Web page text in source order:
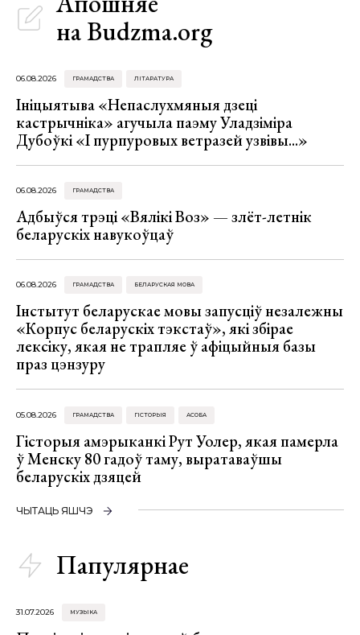
на Budzma.org
06.08.2026 ГРАМАДСТВА ЛІТАРАТУРА
Ініцыятыва «Непаслухмяныя дзеці
кастрычніка» агучыла паэму Уладзіміра
Дубоўкі «І пурпуровых ветразей узвівы...»
06.08.2026 ГРАМАДСТВА
Адбыўся трэці «Вялікі Воз» — злёт-летнік
беларускіх навукоўцаў
06.08.2026 ГРАМАДСТВА БЕЛАРУСКАЯ МОВА
Інстытут беларускае мовы запусціў незалежны
«Корпус беларускіх тэкстаў», які збірае
лексіку, якая не трапляе ў афіцыйныя базы
праз цэнзуру
05.08.2026 ГРАМАДСТВА ГІСТОРЫЯ АСОБА
Гісторыя амэрыканкі Рут Уолер, якая памерла
ў Менску 80 гадоў таму, выратаваўшы
беларускіх дзяцей
ЧЫТАЦЬ ЯШЧЭ
Папулярнае
31.07.2026 МУЗЫКА